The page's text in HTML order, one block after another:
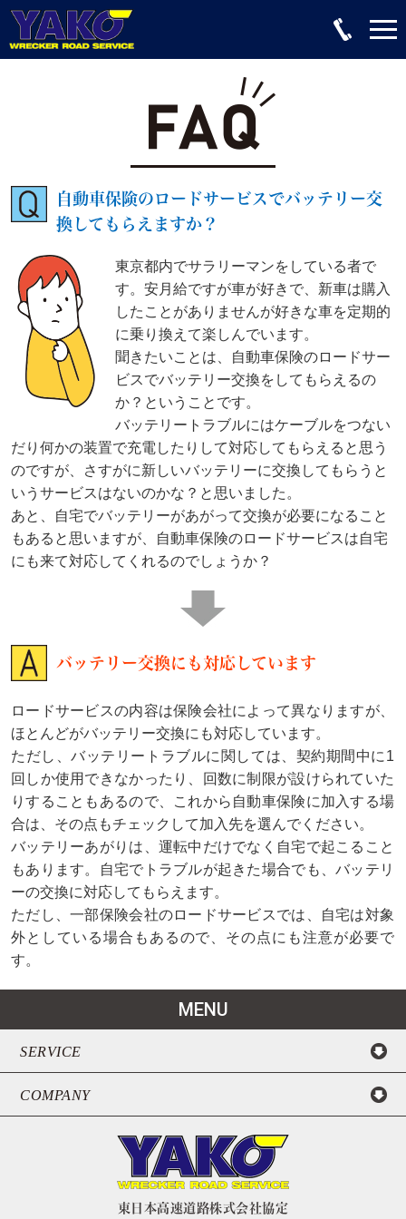
自動車保険のロードサービスでバッテリー交
換してもらえますか？
東京都内でサラリーマンをしている者で
す。安月給ですが車が好きで、新車は購入
したことがありませんが好きな車を定期的
に乗り換えて楽しんでいます。
聞きたいことは、自動車保険のロードサー
ビスでバッテリー交換をしてもらえるの
か？ということです。
バッテリートラブルにはケーブルをつない
だり何かの装置で充電したりして対応してもらえると思う
のですが、さすがに新しいバッテリーに交換してもらうと
いうサービスはないのかな？と思いました。
あと、自宅でバッテリーがあがって交換が必要になること
もあると思いますが、自動車保険のロードサービスは自宅
にも来て対応してくれるのでしょうか？
バッテリー交換にも対応しています
ロードサービスの内容は保険会社によって異なりますが、
ほとんどがバッテリー交換にも対応しています。
ただし、バッテリートラブルに関しては、契約期間中に1
回しか使用できなかったり、回数に制限が設けられていた
りすることもあるので、これから自動車保険に加入する場
合は、その点もチェックして加入先を選んでください。
バッテリーあがりは、運転中だけでなく自宅で起こること
もあります。自宅でトラブルが起きた場合でも、バッテリ
ーの交換に対応してもらえます。
ただし、一部保険会社のロードサービスでは、自宅は対象
外としている場合もあるので、その点にも注意が必要で
す。
MENU
SERVICE
COMPANY
東日本高速道路株式会社協定